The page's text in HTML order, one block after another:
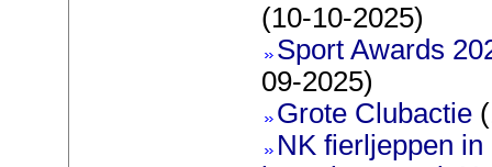
(10-10-2025)
Sport Awards
09-2025)
Grote Clubactie
NK fierljeppen